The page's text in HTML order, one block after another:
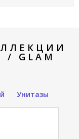
/ GLAM
Унитазы